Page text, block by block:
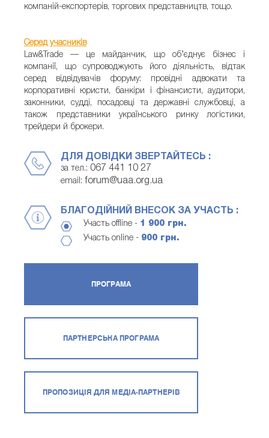
компаній-експортерів, торгових представництв, тощо.
Серед учасників
Law&Trade
— це майданчик, що об’єднує бізнес і
компанії, що супроводжують його діяльність, відтак
серед відвідувачів форуму: провідні адвокати та
корпоративні юристи, банкіри і фінансисти, аудитори,
законники, судді, посадовці та державні службовці, а
також представники українського ринку логістики,
трейдери й брокери.
ДЛЯ ДОВІДКИ ЗВЕРТАЙТЕСЬ :
за тел.: 067 441 10 27
email: forum@uaa.org.ua
БЛАГОДІЙНИЙ ВНЕСОК ЗА УЧАСТЬ :
Участь offline - 1 900 грн.
Участь online - 900 грн.
ПРОГРАМА
ПАРТНЕРСЬКА ПРОГРАМА
ПРОПОЗИЦІЯ ДЛЯ МЕДІА-ПАРТНЕРІВ